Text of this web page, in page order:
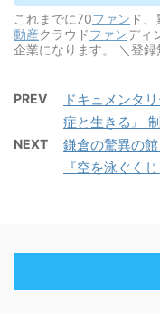
これまでに70ファン ド
動産クラウドファンディ
企業になります。 ＼登録
PREV
ドキュメンタ
症と生きる』
NEXT
鎌倉の驚異の
『空を泳ぐく